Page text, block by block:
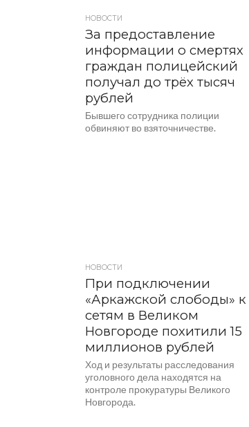
НОВОСТИ
За предоставление
информации о смертях
граждан полицейский
получал до трёх тысяч
рублей
Бывшего сотрудника полиции
обвиняют во взяточничестве.
НОВОСТИ
При подключении
«Аркажской слободы» к
сетям в Великом
Новгороде похитили 15
миллионов рублей
Ход и результаты расследования
уголовного дела находятся на
контроле прокуратуры Великого
Новгорода.